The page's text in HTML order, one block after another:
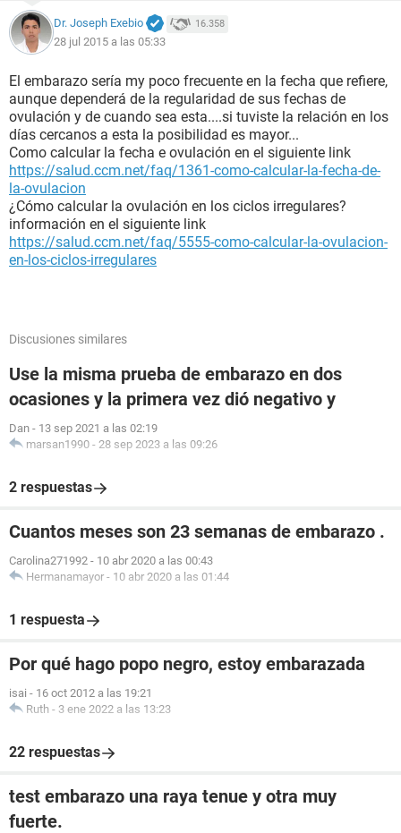
Dr. Joseph Exebio 16.358
28 jul 2015 a las 05:33
El embarazo sería my poco frecuente en la fecha que refiere,
aunque dependerá de la regularidad de sus fechas de
ovulación y de cuando sea esta....si tuviste la relación en los
días cercanos a esta la posibilidad es mayor...
Como calcular la fecha e ovulación en el siguiente link
https://salud.ccm.net/faq/1361-como-calcular-la-fecha-de-
la-ovulacion
¿Cómo calcular la ovulación en los ciclos irregulares?
información en el siguiente link
https://salud.ccm.net/faq/5555-como-calcular-la-ovulacion-
en-los-ciclos-irregulares
Discusiones similares
Use la misma prueba de embarazo en dos
ocasiones y la primera vez dió negativo y
Dan - 13 sep 2021 a las 02:19
marsan1990 - 28 sep 2023 a las 09:26
2 respuestas
Cuantos meses son 23 semanas de embarazo .
Carolina271992 - 10 abr 2020 a las 00:43
Hermanamayor - 10 abr 2020 a las 01:44
1 respuesta
Por qué hago popo negro, estoy embarazada
isai - 16 oct 2012 a las 19:21
Ruth - 3 ene 2022 a las 13:23
22 respuestas
test embarazo una raya tenue y otra muy
fuerte.